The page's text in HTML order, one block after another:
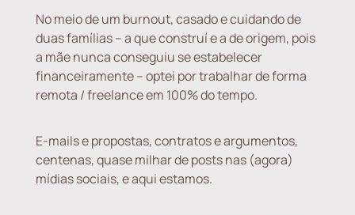
No meio de um burnout, casado e cuidando de
duas famílias – a que construí e a de origem, pois
a mãe nunca conseguiu se estabelecer
financeiramente – optei por trabalhar de forma
remota / freelance em 100% do tempo.
E-mails e propostas, contratos e argumentos,
centenas, quase milhar de posts nas (agora)
mídias sociais, e aqui estamos.